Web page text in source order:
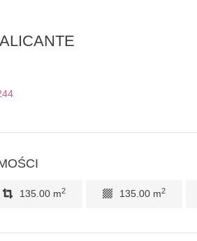
135.00 m2 135.00 m2